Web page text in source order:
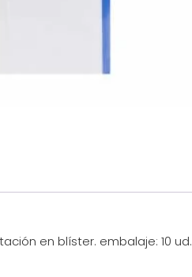
en blíster. embalaje: 10 ud.